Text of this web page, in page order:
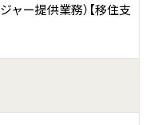
洋実習等のサポート・運
幅広く展開・提供して
ャー提供業務）【移住支